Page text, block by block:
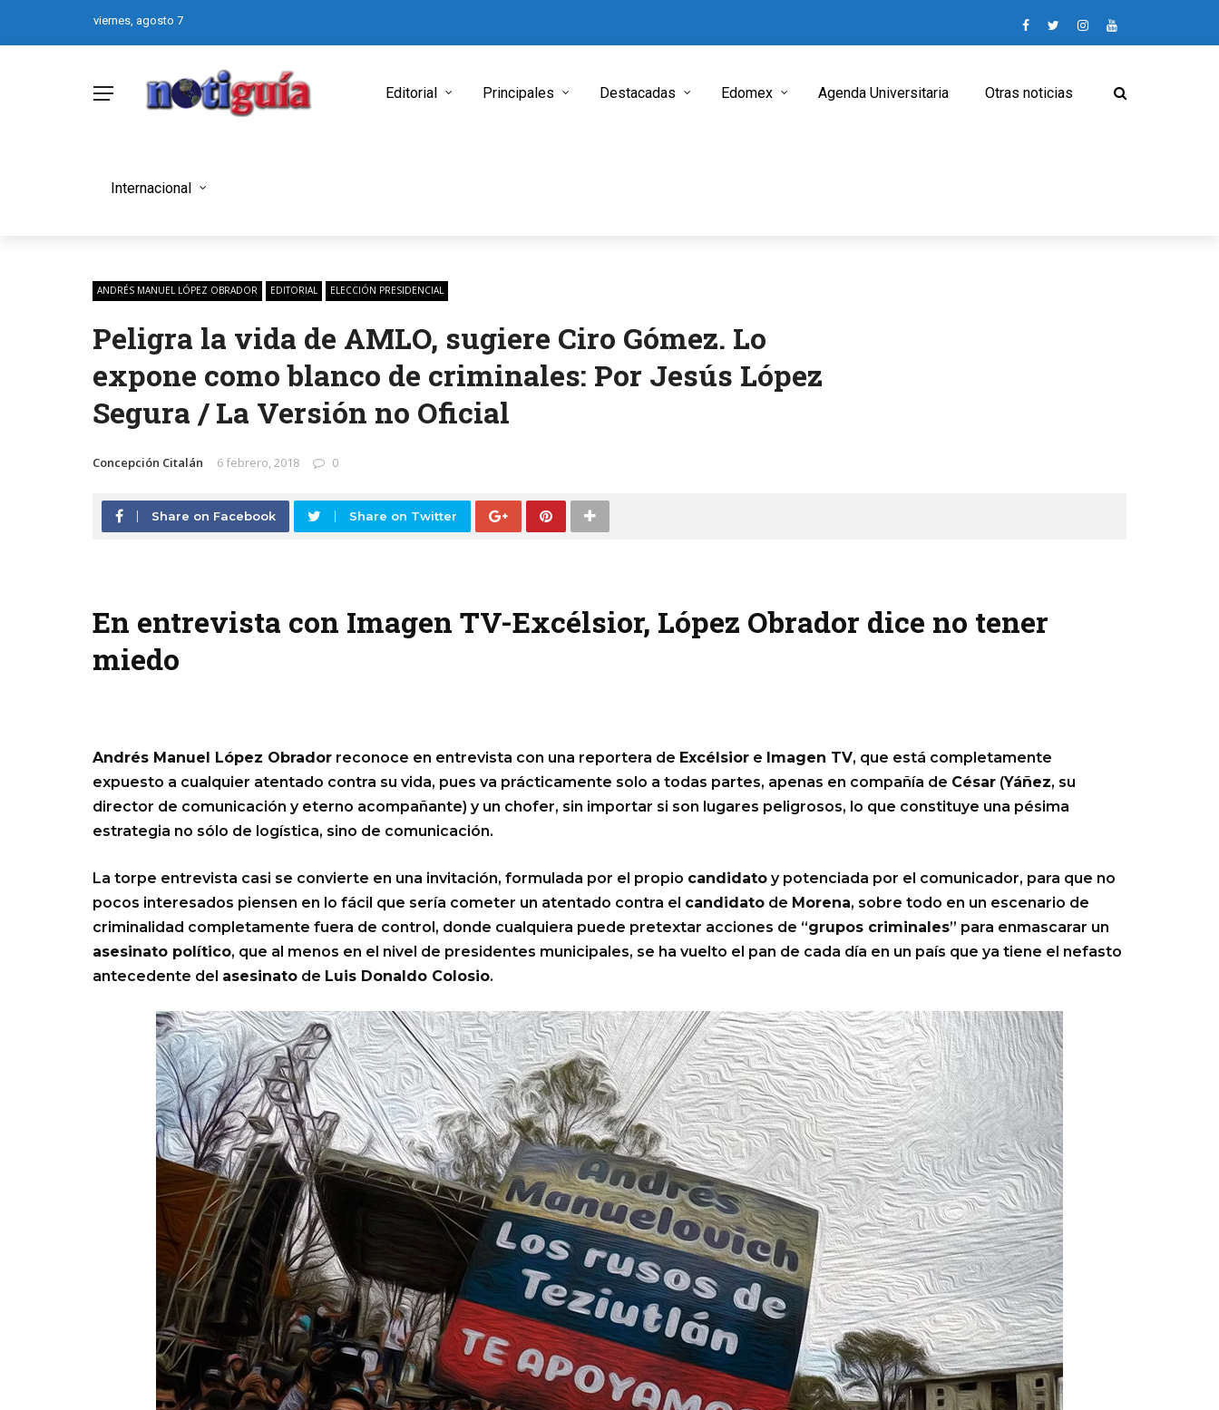
viernes, agosto 7
Editorial Principales Destacadas Edomex Agenda Universitaria Otras noticias
Internacional
ANDRÉS MANUEL LÓPEZ OBRADOR EDITORIAL ELECCIÓN PRESIDENCIAL
Peligra la vida de AMLO, sugiere Ciro Gómez. Lo
expone como blanco de criminales: Por Jesús López
Segura / La Versión no Oficial
Concepción Citalán 6 febrero, 2018 0
Share on Facebook Share on Twitter
En entrevista con Imagen TV-Excélsior, López Obrador dice no tener
miedo
Andrés Manuel López Obrador reconoce en entrevista con una reportera de Excélsior e Imagen TV, que está completamente
expuesto a cualquier atentado contra su vida, pues va prácticamente solo a todas partes, apenas en compañía de César (Yáñez, su
director de comunicación y eterno acompañante) y un chofer, sin importar si son lugares peligrosos, lo que constituye una pésima
estrategia no sólo de logística, sino de comunicación.
La torpe entrevista casi se convierte en una invitación, formulada por el propio candidato y potenciada por el comunicador, para que no
pocos interesados piensen en lo fácil que sería cometer un atentado contra el candidato de Morena, sobre todo en un escenario de
criminalidad completamente fuera de control, donde cualquiera puede pretextar acciones de “grupos criminales” para enmascarar un
asesinato político, que al menos en el nivel de presidentes municipales, se ha vuelto el pan de cada día en un país que ya tiene el nefasto
antecedente del asesinato de Luis Donaldo Colosio.